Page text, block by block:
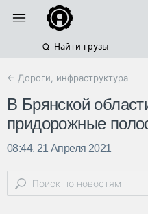
Найти грузы
← Дороги, инфраструктура
В Брянской
придорожные
08:44, 21 Апреля 2021